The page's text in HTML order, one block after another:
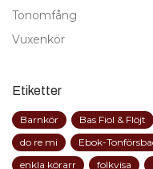
Tonomfång
Vuxenkör
Etiketter
Barnkör Bas Fiol & Flöjt
do re mi
Ebok-
enkla körarr
folkvisa